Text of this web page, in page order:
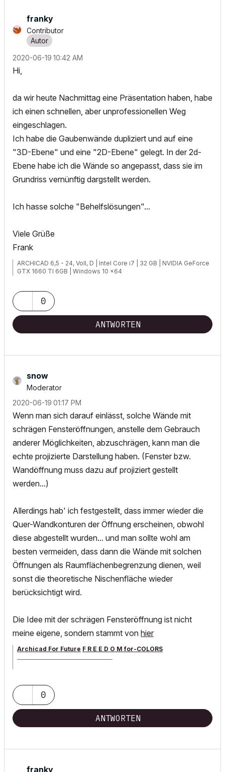
franky
Contributor
‎2020-06-19 10:42 AM
Hi,
da wir heute Nachmittag eine Präsentation haben, habe
ich einen schnellen, aber unprofessionellen Weg
eingeschlagen.
Ich habe die Gaubenwände dupliziert und auf eine
"3D-Ebene" und eine "2D-Ebene" gelegt. In der 2d-
Ebene habe ich die Wände so angepasst, dass sie im
Grundriss vernünftig dargstellt werden.
Ich hasse solche "Behelfslösungen"...
Viele Grüße
Frank
ARCHICAD 6,5 - 24, Voll, D | Intel Core i7 | 32 GB | NVIDIA GeForce
GTX 1660 TI 6GB | Windows 10 x64
0
ANTWORTEN
snow
Moderator
‎2020-06-19 01:17 PM
Wenn man sich darauf einlässt, solche Wände mit
schrägen Fensteröffnungen, anstelle dem Gebrauch
anderer Möglichkeiten, abzuschrägen, kann man die
echte projizierte Darstellung haben. (Fenster bzw.
Wandöffnung muss dazu auf projiziert gestellt
werden...)
Allerdings hab' ich festgestellt, dass immer wieder die
Quer-Wandkonturen der Öffnung erscheinen, obwohl
diese abgestellt wurden... und man sollte wohl am
besten vermeiden, dass dann die Wände mit solchen
Öffnungen als Raumflächenbegrenzung dienen, weil
sonst die theoretische Nischenfläche wieder
berücksichtigt wird.
Die Idee mit der schrägen Fensteröffnung ist nicht
meine eigene, sondern stammt von hier
Archicad For Future F R E E D O M for-COLORS
0
ANTWORTEN
franky